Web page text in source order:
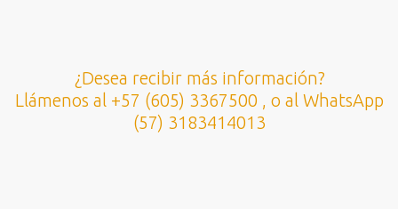
¿Desea recibir más información?
Llámenos al +57 (605) 3367500 , o al WhatsApp
(57) 3183414013